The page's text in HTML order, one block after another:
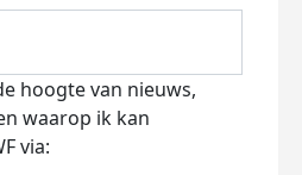
hoogte van nieuws,
waarop ik kan
via: